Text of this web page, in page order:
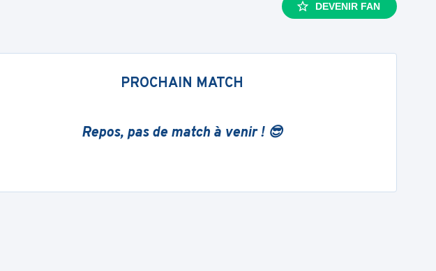
DEVENIR FAN
PROCHAIN MATCH
Repos, pas de match à venir ! 😎